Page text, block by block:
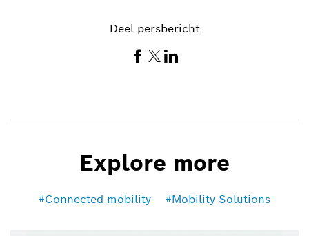
Deel persbericht
Explore more
Connected mobility Mobility Solutions